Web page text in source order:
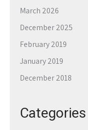
March 2026
December 2025
February 2019
January 2019
December 2018
Categories